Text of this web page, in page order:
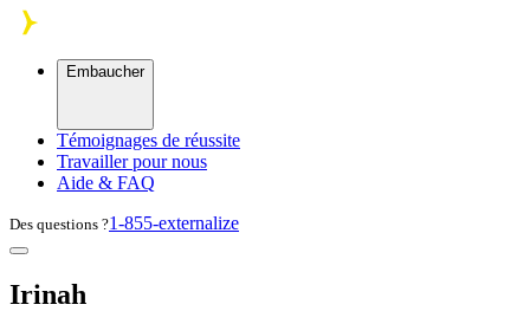
Skip to main content
Embaucher
Témoignages de réussite
Travailler pour nous
Aide & FAQ
Des questions ?1-855-externalize
Irinah